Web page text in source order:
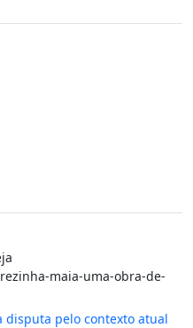
maia-uma-obra-de-
disputa pelo contexto atual